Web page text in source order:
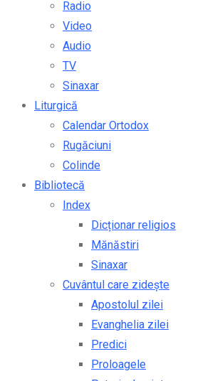
Radio
Video
Audio
TV
Sinaxar
Liturgică
Calendar Ortodox
Rugăciuni
Colinde
Bibliotecă
Index
Dicționar religios
Mănăstiri
Sinaxar
Cuvântul care zidește
Apostolul zilei
Evanghelia zilei
Predici
Proloagele